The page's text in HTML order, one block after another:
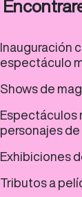
Inauguración
espectáculo
Shows de
Espectáculos
personajes de
Exhibiciones
Tributos a